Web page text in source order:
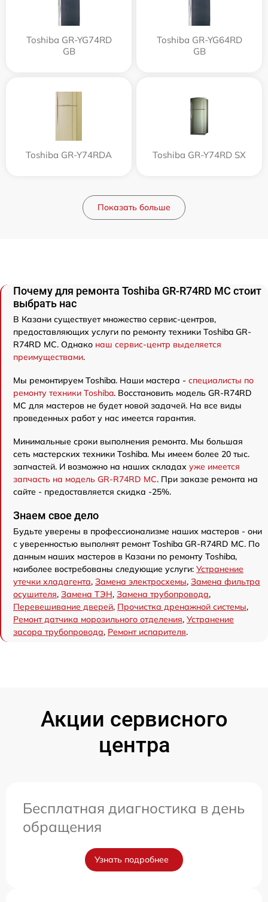
Toshiba GR-YG74RD
GB
Toshiba GR-YG64RD
GB
Toshiba GR-Y74RDA Toshiba GR-Y74RD SX
Показать больше
Почему для ремонта Toshiba GR-R74RD MC стоит
выбрать нас
В Казани существует множество сервис-центров,
предоставляющих услуги по ремонту техники Toshiba GR-
R74RD MC. Однако наш сервис-центр выделяется
преимуществами.
Мы ремонтируем Toshiba. Наши мастера - специалисты по
ремонту техники Toshiba. Восстановить модель GR-R74RD
MC для мастеров не будет новой задачей. На все виды
проведенных работ у нас имеется гарантия.
Минимальные сроки выполнения ремонта. Мы большая
сеть мастерских техники Toshiba. Мы имеем более 20 тыс.
запчастей. И возможно на наших складах уже имеется
запчасть на модель GR-R74RD MC. При заказе ремонта на
сайте - предоставляется скидка -25%.
Знаем свое дело
Будьте уверены в профессионализме наших мастеров - они
с уверенностью выполнят ремонт Toshiba GR-R74RD MC. По
данным наших мастеров в Казани по ремонту Toshiba,
наиболее востребованы следующие услуги: Устранение
утечки хладагента, Замена электросхемы, Замена фильтра
осушителя, Замена ТЭН, Замена трубопровода,
Перевешивание дверей, Прочистка дренажной системы,
Ремонт датчика морозильного отделения, Устранение
засора трубопровода, Ремонт испарителя.
Акции сервисного
центра
Бесплатная диагностика в день
обращения
Узнать подробнее